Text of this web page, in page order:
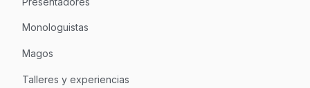
Monologuistas
Magos
Talleres y experiencias